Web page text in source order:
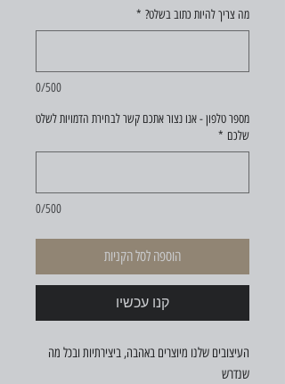
מה צריך להיות כתוב בשלט? *
0/500
מספר טלפון - אנו נצור אתכם קשר לבחירת הדמויות לשלט
שלכם *
0/500
הוספה לסל הקניות
קנו עכשיו
העיצובים שלנו מיוצרים באהבה, ביצירתיות ובכל מה
שנדרש